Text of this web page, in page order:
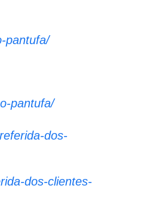
pantufa/
pantufa/
dos-
dos-clientes-